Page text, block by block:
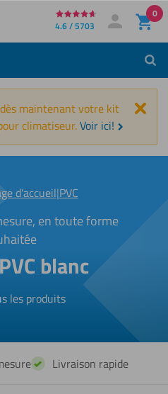
4.6 / 5703 Mon compte
Se connecter
0
maintenant votre kit
climatiseur.Voir ici!
d'accueil|PVC
|Blanc
blanc
en toute forme
les produits
Livraison rapide